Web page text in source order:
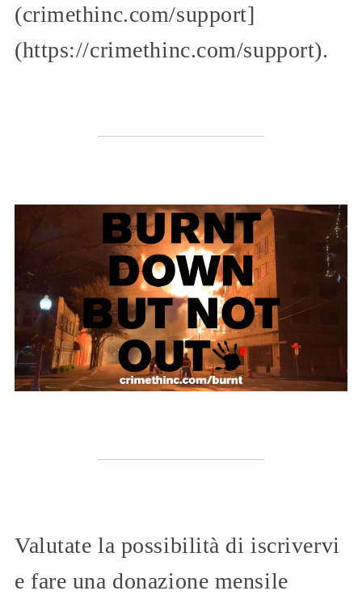
(crimethinc.com/support]
(https://crimethinc.com/support).
Valutate la possibilità di iscrivervi
e fare una donazione mensile